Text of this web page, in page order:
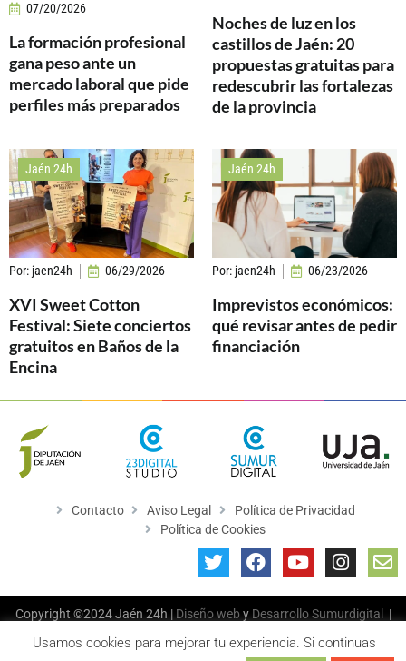
07/20/2026
La formación profesional
gana peso ante un
mercado laboral que pide
perfiles más preparados
Noches de luz en los
castillos de Jaén: 20
propuestas gratuitas para
redescubrir las fortalezas
de la provincia
Jaén 24h
Por: jaen24h 06/29/2026
XVI Sweet Cotton
Festival: Siete conciertos
gratuitos en Baños de la
Encina
Jaén 24h
Por: jaen24h 06/23/2026
Imprevistos económicos:
qué revisar antes de pedir
financiación
Contacto Aviso Legal
Política de Privacidad
Política de Cookies
Copyright ©2024 Jaén 24h | Diseño web y Desarrollo Sumurdigital
|
Usamos cookies para mejorar tu experiencia. Si continuas